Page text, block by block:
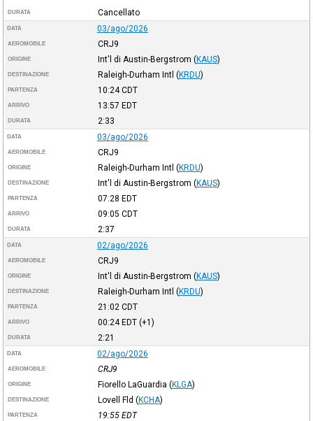
DURATA Cancellato
DATA 03/ago/2026
AEROMOBILE CRJ9
ORIGINE Int'l di Austin-Bergstrom (KAUS)
DESTINAZIONE Raleigh-Durham Intl (KRDU)
PARTENZA 10:24CDT
ARRIVO 13:57 EDT
DURATA 2:33
DATA 03/ago/2026
AEROMOBILE CRJ9
ORIGINE Raleigh-Durham Intl (KRDU)
DESTINAZIONE Int'l di Austin-Bergstrom (KAUS)
PARTENZA 07:28 EDT
ARRIVO 09:05 CDT
DURATA 2:37
DATA 02/ago/2026
AEROMOBILE CRJ9
ORIGINE Int'l di Austin-Bergstrom (KAUS)
DESTINAZIONE Raleigh-Durham Intl (KRDU)
PARTENZA 21:02 CDT
ARRIVO 00:24EDT(+1)
DURATA 2:21
DATA 02/ago/2026
AEROMOBILE CRJ9
ORIGINE Fiorello LaGuardia (KLGA)
DESTINAZIONE Lovell Fld (KCHA)
PARTENZA 19:55 EDT